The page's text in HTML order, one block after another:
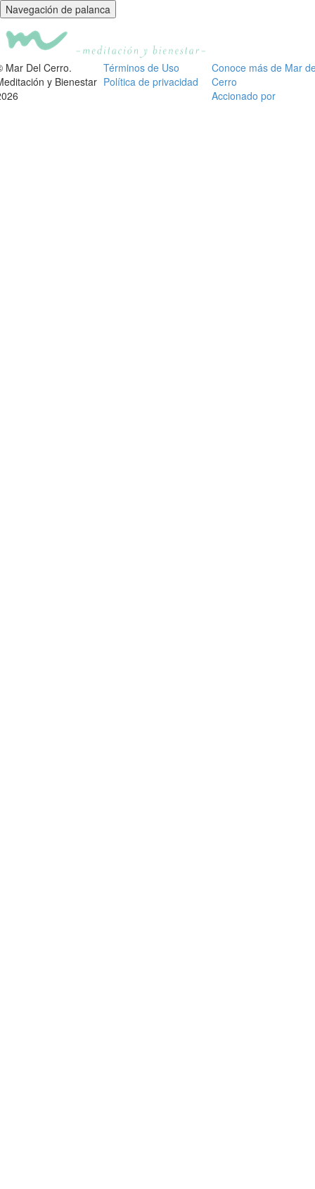
Navegación de palanca
Mar Del Cerro.
y Bienestar
Términos de Uso
Política de privacidad
Conoce más de Mar
Cerro
Accionado por